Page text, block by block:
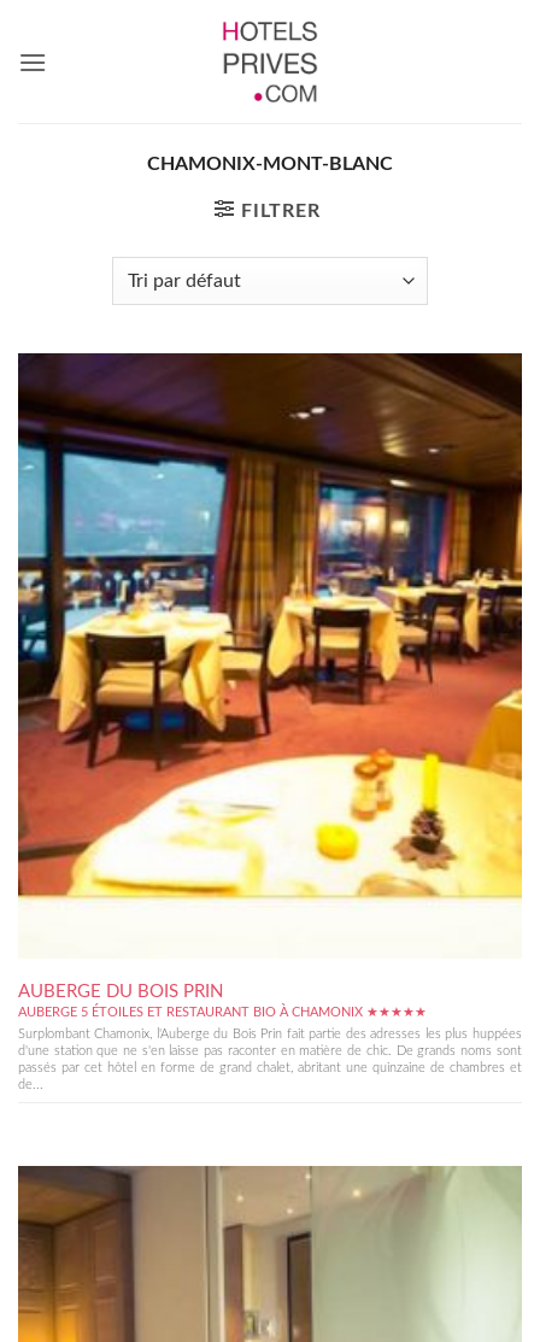
contenu
CHAMONIX-MONT-BLANC
FILTRER
AUBERGE DU BOIS PRIN
AUBERGE 5 ÉTOILES ET RESTAURANT BIO À CHAMONIX ★★★★★
Surplombant Chamonix, l'Auberge du Bois Prin fait partie des adresses les plus huppées
d'une station que ne s'en laisse pas raconter en matière de chic. De grands noms sont
passés par cet hôtel en forme de grand chalet, abritant une quinzaine de chambres et
de...